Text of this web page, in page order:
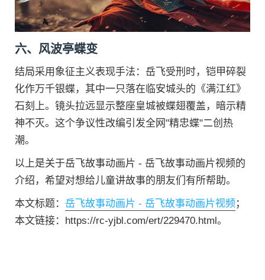
六、 风波亭蝶变
结局采用象征主义表现手法：岳飞受刑时，铠甲碎裂
化作万千银蝶，其中一只落在临安城头的《满江红》
石刻上。镜头拉远显示整座皇城被蝶翅覆盖，暗示精
神不灭。这个争议性改编引发全网"精忠蝶"二创热
潮。
以上是关于岳飞故事动画片 - 岳飞故事动画片视频的
介绍，希望对想给儿童讲故事的朋友们有所帮助。
本文标题： 岳飞故事动画片 - 岳飞故事动画片视频 ；
本文链接：https://rc-yjbl.com/ert/229470.html。